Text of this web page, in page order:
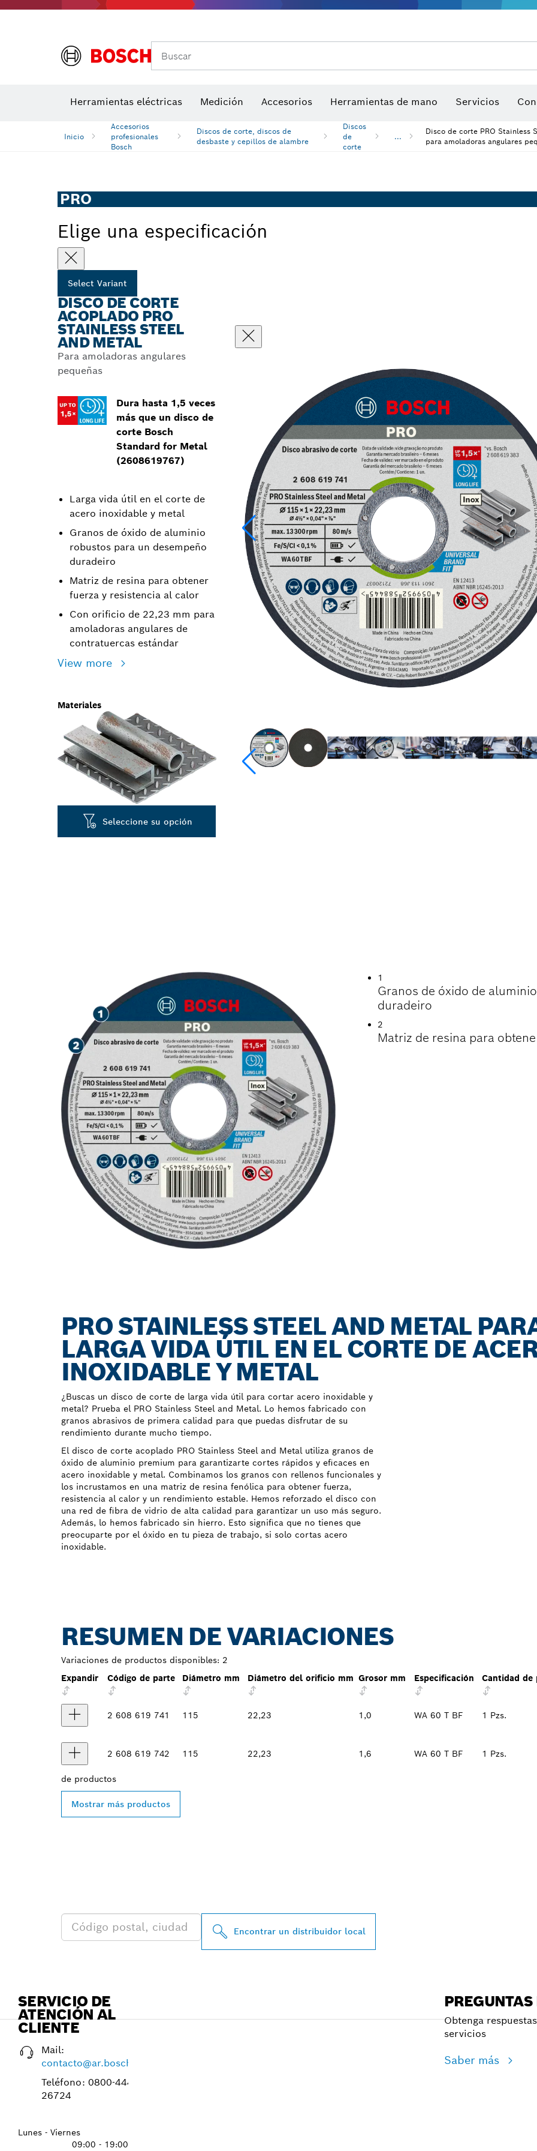
Buscar
Herramientas eléctricas Medición Accesorios Herramientas de mano Servicios
Inicio
Accesorios
profesionales
Bosch
Discos de corte, discos de
desbaste y cepillos de alambre
Discos
de
corte
...
Disco de corte PRO Stainless
para amoladoras angulares
PRO
Elige una especificación
Select Variant
DISCO DE CORTE
ACOPLADO PRO
STAINLESS STEEL
AND METAL
Para amoladoras angulares
pequeñas
Dura hasta 1,5 veces
más que un disco de
corte Bosch
Standard for Metal
(2608619767)
Larga vida útil en el corte de
acero inoxidable y metal
Granos de óxido de aluminio
robustos para un desempeño
duradeiro
Matriz de resina para obtener
fuerza y resistencia al calor
Con orificio de 22,23 mm para
amoladoras angulares de
contratuercas estándar
View more
Materiales
Seleccione su opción
1
Granos de óxido de
duradeiro
2
Matriz de resina para
PRO STAINLESS STEEL AND METAL
LARGA VIDA ÚTIL EN EL CORTE DE
INOXIDABLE Y METAL
¿Buscas un disco de corte de larga vida útil para cortar acero inoxidable y
metal? Prueba el PRO Stainless Steel and Metal. Lo hemos fabricado con
granos abrasivos de primera calidad para que puedas disfrutar de su
rendimiento durante mucho tiempo.
El disco de corte acoplado PRO Stainless Steel and Metal utiliza granos de
óxido de aluminio premium para garantizarte cortes rápidos y eficaces en
acero inoxidable y metal. Combinamos los granos con rellenos funcionales y
los incrustamos en una matriz de resina fenólica para obtener fuerza,
resistencia al calor y un rendimiento estable. Hemos reforzado el disco con
una red de fibra de vidrio de alta calidad para garantizar un uso más seguro.
Además, lo hemos fabricado sin hierro. Esto significa que no tienes que
preocuparte por el óxido en tu pieza de trabajo, si solo cortas acero
inoxidable.
RESUMEN DE VARIACIONES
Variaciones de productos disponibles: 2
Expandir
Código de parte Diámetro mm Diámetro del orificio mm Grosor mm Especificación Cantidad de
2 608 619 741 115 22,23 1,0 WA 60 T BF 1 Pzs.
2 608 619 742 115 22,23 1,6 WA 60 T BF 1 Pzs.
de productos
Mostrar más productos
Encontrar un distribuidor local
SERVICIO DE
ATENCIÓN AL
CLIENTE
Mail:
contacto@ar.bosch.com
Teléfono: 0800-4444-
26724
Lunes - Viernes
09:00 - 19:00
Obtenga
servicios
Saber más